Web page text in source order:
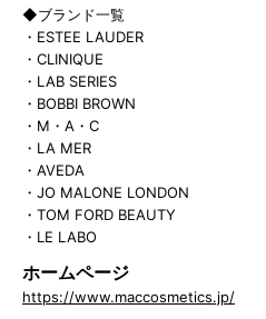
◆ブランド一覧
・ESTEE LAUDER
・CLINIQUE
・LAB SERIES
・BOBBI BROWN
・M・A・C
・LA MER
・AVEDA
・JO MALONE LONDON
・TOM FORD BEAUTY
・LE LABO
ホームページ
https://www.maccosmetics.jp/